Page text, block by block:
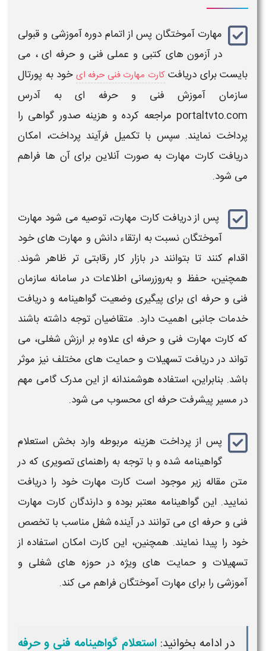
مهارت آموختگان پس از اتمام دوره آموزشی و قبولی
در آزمون های کتبی و عملی فنی و حرفه ای، می
بایست برای دریافتکارت مهارت فنی حرفه ای خود به پورتال
سازمان آموزش فنی و حرفه ایبه آدرس
portaltvto.com مراجعه کرده و هزینه صدور گواهی را
پرداخت نمایند. سپس با تکمیل فرآیند پرداخت، امکان
دریافت کارت مهارت به صورت آنلاین برای آن‌ ها فراهم
می‌ شود.
پس از دریافت کارت مهارت، توصیه می‌ شود مهارت‌
آموختگان نسبت به ارتقاء دانش و مهارت‌ های خود
اقدام کنند تا بتوانند در بازار کار رقابتی‌ تر ظاهر شوند.
همچنین، حفظ و به‌روزرسانی اطلاعات در سامانه سازمان
فنی و حرفه‌ ای برای پیگیری وضعیت گواهینامه و دریافت
خدمات جانبی اهمیت دارد. متقاضیان توجه داشته باشند
که کارت مهارت فنی و حرفه‌ ای علاوه بر ارزش شغلی، می‌
تواند در دریافت تسهیلات و حمایت‌ های مختلف نیز موثر
باشد. بنابراین، استفاده هوشمندانه از این مدرک گامی مهم
در مسیر پیشرفت حرفه‌ ای محسوب می‌ شود.
پس از پرداخت هزینه مربوطه وارد بخش استعلام
گواهینامه شده و با توجه به راهنمای تصویری که در
متن مقاله زیر موجود است کارت مهارت خود را دریافت
نمایید. این گواهینامه معتبر بوده و دارندگان کارت مهارت
فنی و حرفه ایمی توانند در آینده شغل مناسب با تخصص
خود را پیدا نمایند. همچنین، این کارت امکان استفاده از
تسهیلات و حمایت‌ های ویژه در حوزه‌ های شغلی و
آموزشی را برای مهارت‌ آموختگان فراهم می‌ کند.
در ادامه بخوانید: استعلام گواهینامه فنی و حرفه